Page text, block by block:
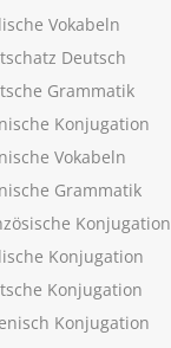
Vokabeln
Deutsch
Grammatik
Konjugation
Vokabeln
Grammatik
Konjugation
Konjugation
Konjugation
Konjugation